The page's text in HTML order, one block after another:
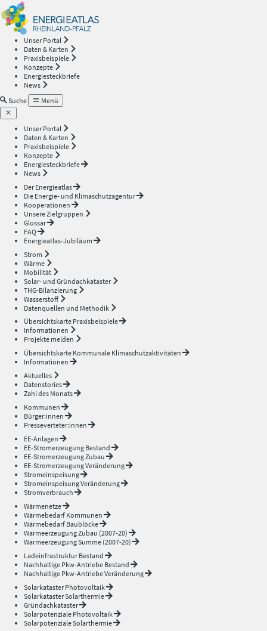
Unser Portal
Daten & Karten
Praxisbeispiele
Konzepte
Energiesteckbriefe
News
Suche
Menü
Unser Portal
Daten & Karten
Praxisbeispiele
Konzepte
Energiesteckbriefe
News
Der Energieatlas
Die Energie- und Klimaschutzagentur
Kooperationen
Unsere Zielgruppen
Glossar
FAQ
Energieatlas-Jubiläum
Strom
Wärme
Mobilität
Solar- und Gründachkataster
THG-Bilanzierung
Wasserstoff
Datenquellen und Methodik
Übersichtskarte Praxisbeispiele
Informationen
Projekte melden
Übersichtskarte Kommunale Klimaschutzaktivitäten
Informationen
Aktuelles
Datenstories
Zahl des Monats
Kommunen
Bürger:innen
Presseverteter:innen
EE-Anlagen
EE-Stromerzeugung Bestand
EE-Stromerzeugung Zubau
EE-Stromerzeugung Veränderung
Stromeinspeisung
Stromeinspeisung Veränderung
Stromverbrauch
Wärmenetze
Wärmebedarf Kommunen
Wärmebedarf Baublöcke
Wärmeerzeugung Zubau (2007-20)
Wärmeerzeugung Summe (2007-20)
Ladeinfrastruktur Bestand
Nachhaltige Pkw-Antriebe Bestand
Nachhaltige Pkw-Antriebe Veränderung
Solarkataster Photovoltaik
Solarkataster Solarthermie
Gründachkataster
Solarpotenziale Photovoltaik
Solarpotenziale Solarthermie